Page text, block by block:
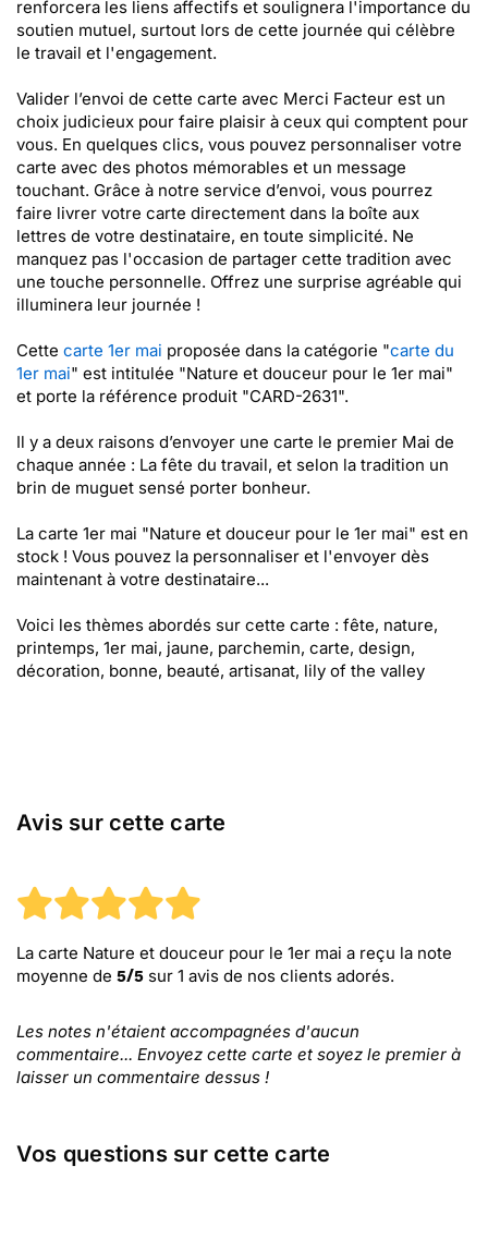
renforcera les liens affectifs et soulignera l'importance du
soutien mutuel, surtout lors de cette journée qui célèbre
le travail et l'engagement.
Valider l’envoi de cette carte avec Merci Facteur est un
choix judicieux pour faire plaisir à ceux qui comptent pour
vous. En quelques clics, vous pouvez personnaliser votre
carte avec des photos mémorables et un message
touchant. Grâce à notre service d’envoi, vous pourrez
faire livrer votre carte directement dans la boîte aux
lettres de votre destinataire, en toute simplicité. Ne
manquez pas l'occasion de partager cette tradition avec
une touche personnelle. Offrez une surprise agréable qui
illuminera leur journée !
Cette carte 1er mai proposée dans la catégorie "carte du
1er mai" est intitulée "Nature et douceur pour le 1er mai"
et porte la référence produit "CARD-2631".
Il y a deux raisons d’envoyer une carte le premier Mai de
chaque année : La fête du travail, et selon la tradition un
brin de muguet sensé porter bonheur.
La carte 1er mai "Nature et douceur pour le 1er mai" est en
stock ! Vous pouvez la personnaliser et l'envoyer dès
maintenant à votre destinataire...
Voici les thèmes abordés sur cette carte : fête, nature,
printemps, 1er mai, jaune, parchemin, carte, design,
décoration, bonne, beauté, artisanat, lily of the valley
Avis sur cette carte
La carte Nature et douceur pour le 1er mai a reçu la note
moyenne de 5/5 sur 1 avis de nos clients adorés.
Les notes n'étaient accompagnées d'aucun
commentaire... Envoyez cette carte et soyez le premier à
laisser un commentaire dessus !
Vos questions sur cette carte